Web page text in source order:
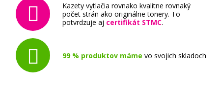
Kazety vytlačia rovnako kvalitne rovnaký
počet strán ako originálne tonery. To
potvrdzuje aj certifikát STMC.
99 % produktov máme vo svojich skladoch